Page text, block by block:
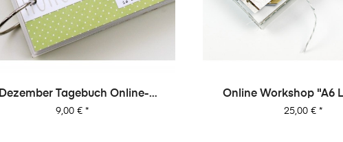
Dezember Tagebuch Online-
Workshop Von Dani
Preis
9,00 €*
Online Workshop "A6
Minialbum"
Preis
25,00 €*